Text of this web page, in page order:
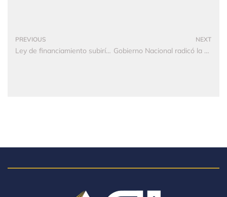
PREVIOUS
Ley de financiamiento subiría IVA a carros híbridos y acabaría el régimen Simple
NEXT
Gobierno Nacional radicó la reforma tributaria con la que busca recoger $12 billones